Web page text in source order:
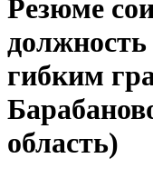
Резюме
должность
гибким
область)